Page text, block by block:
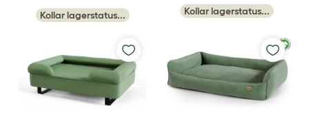
Kollar lagerstatus... Kollar lagerstatus...